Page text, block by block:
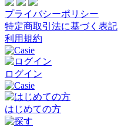
プライバシーポリシー
特定商取引法に基づく表記
利用規約
ログイン
はじめての方